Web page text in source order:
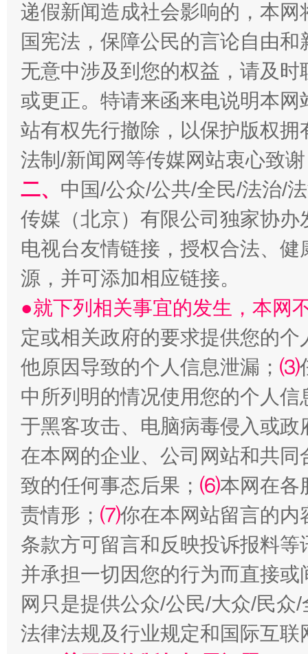
揭开“小金库”的免责幌子
受贿1.44亿！段成刚被判无期 从幼
全民健身五年计划来了！等你上场
递假新闻造成社会影响的，本
国宪法，保障公民的言论自由
无意中涉及到您的权益，请及
或更正。特请来函来电说明本
站有权先行撤除，以保护版权
法制/新闻网等传媒网站衷心致
二、 中国/公众/公共/全民/法治/
传媒（北京）有限公司独家协
电视台友情链接，授权合法、
源，并可添加相应链接。
●就下列相关事宜的发生，本网
定或相关政府的要求提供您的个
他原因导致的个人信息泄漏； ⑶
中所列明的情况使用您的个人
于黑客攻击、电脑病毒侵入或
在本网的企业、公司网站和共
致的任何事态后果； ⑹本网在各
责情形； ⑺你在本网站留言的内
条款方可留言和反映投诉报料
并承担一切因您的行为而直接
网只是提供公众/公民/大众/民
法律法规及行业规定和国际互